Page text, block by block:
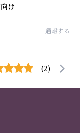
け
通報する
(2)